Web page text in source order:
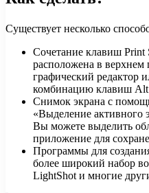
Существует несколько
Сочетание клавиш Print
расположена в верхнем
графический редактор
комбинацию клавиш Alt
Снимок экрана с
«Выделение активного
Вы можете выделить
приложение для
Программы для
более широкий набор
LightShot и многие